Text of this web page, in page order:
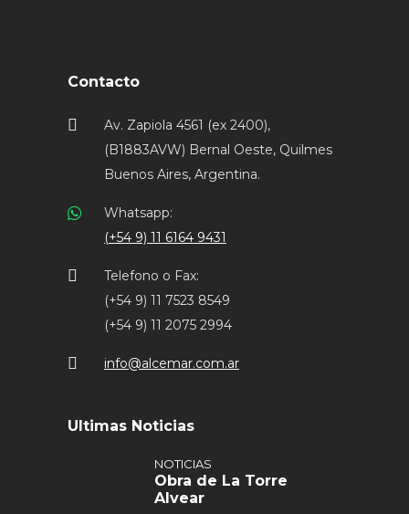
Contacto
Av. Zapiola 4561 (ex 2400),
(B1883AVW) Bernal Oeste, Quilmes
Buenos Aires, Argentina.
Whatsapp:
(+54 9) 11 6164 9431
Telefono o Fax:
(+54 9) 11 7523 8549
(+54 9) 11 2075 2994
info@alcemar.com.ar
Ultimas Noticias
NOTICIAS
Obra de La Torre
Alvear